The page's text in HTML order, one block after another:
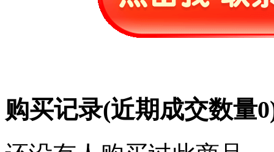
购买记录(近期成交数量0